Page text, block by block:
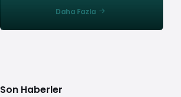
Daha Fazla
Son Haberler